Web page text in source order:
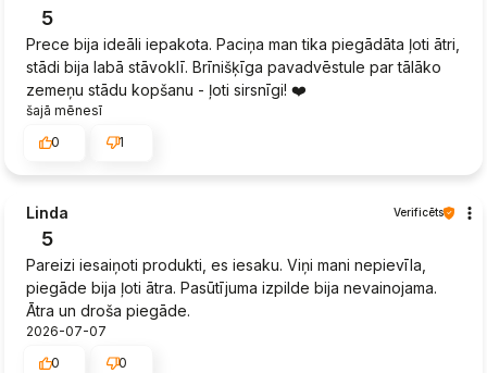
5
Prece bija ideāli iepakota. Paciņa man tika piegādāta ļoti ātri,
stādi bija labā stāvoklī. Brīnišķīga pavadvēstule par tālāko
zemeņu stādu kopšanu - ļoti sirsnīgi! ❤️
šajā mēnesī
0
1
Linda Verificēts
5
Pareizi iesaiņoti produkti, es iesaku. Viņi mani nepievīla,
piegāde bija ļoti ātra. Pasūtījuma izpilde bija nevainojama.
Ātra un droša piegāde.
2026-07-07
0
0